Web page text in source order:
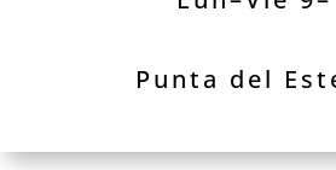
Punta del